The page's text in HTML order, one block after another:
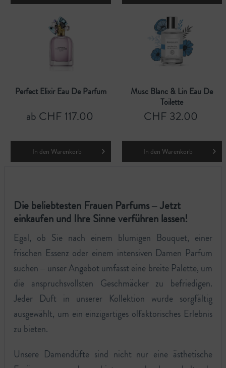
Perfect Elixir Eau De Parfum
ab CHF 117.00
In den Warenkorb
Musc Blanc & Lin Eau De
Toilette
CHF 32.00
In den Warenkorb
Die beliebtesten Frauen Parfums – Jetzt
einkaufen und Ihre Sinne verführen lassen!
Egal, ob Sie nach einem blumigen Bouquet, einer
frischen Essenz oder einem intensiven Damen Parfum
suchen – unser Angebot umfasst eine breite Palette, um
die anspruchsvollsten Geschmäcker zu befriedigen.
Jeder Duft in unserer Kollektion wurde sorgfältig
ausgewählt, um ein einzigartiges olfaktorisches Erlebnis
zu bieten.
Unsere Damendüfte sind nicht nur eine ästhetische